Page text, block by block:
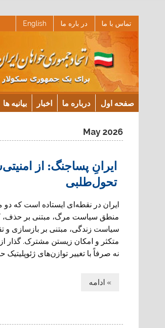
تماس با ما در باره ما English
صفحه اول درباره ما اخبار بیانیه ها
May 2026
ایرانِ پسا‌جنگ: از
تحول‌طلبی
ایران در نقطه‌ای ایستاده است که دو
منطق سیاست مرگ، مبتنی بر حذف،
سیاست زندگی، مبتنی بر بازسازی و
متکثر و امکان زیستن مشترک. گذار
نه صرفاً با تغییر توازن‌های
» ادامه